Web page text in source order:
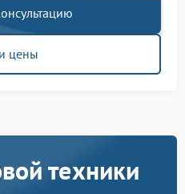
цены
техники